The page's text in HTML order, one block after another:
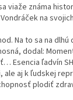
viaže známa
na
Na to sa na
dodal:
Esencia ľadvín
ale aj k ľudskej
plodiť